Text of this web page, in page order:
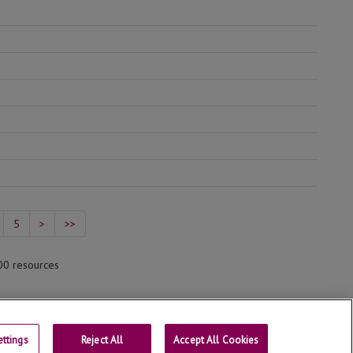
5 > >>
resources
Contact us Universitat de Lleida
Reject All Accept All Cookies